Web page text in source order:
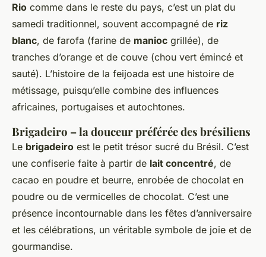
Rio comme dans le reste du pays, c’est un plat du
samedi traditionnel, souvent accompagné de riz
blanc, de farofa (farine de manioc grillée), de
tranches d’orange et de couve (chou vert émincé et
sauté). L’histoire de la feijoada est une histoire de
métissage, puisqu’elle combine des influences
africaines, portugaises et autochtones.
Brigadeiro – la douceur préférée des brésiliens
Le brigadeiro est le petit trésor sucré du Brésil. C’est
une confiserie faite à partir de lait concentré, de
cacao en poudre et beurre, enrobée de chocolat en
poudre ou de vermicelles de chocolat. C’est une
présence incontournable dans les fêtes d’anniversaire
et les célébrations, un véritable symbole de joie et de
gourmandise.